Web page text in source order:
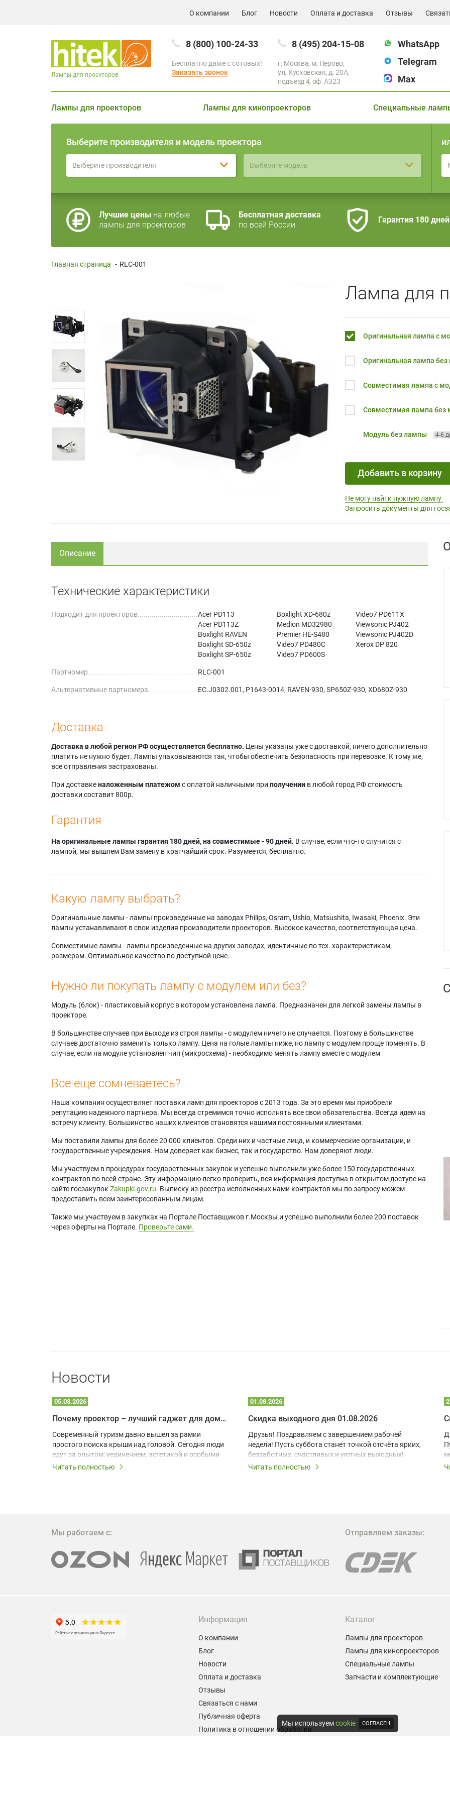
О компании Блог Новости Оплата и доставка Отзывы
8 (800) 100-24-33
Бесплатно даже с сотовых!
Заказать звонок
8 (495) 204-15-08
г. Москва, м. Перово,
ул. Кусковская, д. 20А,
подъезд 4, оф. A323
WhatsApp
Telegram
Max
Лампы для проекторов
Лампы для проекторов Лампы для кинопроекторов Специальные
Выберите производителя и модель проектора
Выберите производителя Выберите модель
Лучшие цены на любые
лампы для проекторов
Бесплатная доставка
по всей России
Гарантия 180 дней
Главная страница - RLC-001
Лампа для
Оригинальная лампа с
Оригинальная лампа без
Совместимая лампа с
Совместимая лампа без
Модуль без лампы 4-6
Добавить в корзину
Не могу найти нужную лампу
Запросить документы для
Описание
Технические характеристики
Подходит для проекторов
Acer PD113
Acer PD113Z
Boxlight RAVEN
Boxlight SD-650z
Boxlight SP-650z
Boxlight XD-680z
Medion MD32980
Premier HE-S480
Video7 PD480C
Video7 PD600S
Video7 PD611X
Viewsonic PJ402
Viewsonic PJ402D
Xerox DP 820
Партномер RLC-001
Альтернативные партномера EC.J0302.001, P1643-0014, RAVEN-930, SP650Z-930, XD680Z-930
Доставка
Доставка в любой регион РФ осуществляется бесплатно. Цены указаны уже с доставкой, ничего дополнительно
платить не нужно будет. Лампы упаковываются так, чтобы обеспечить безопасность при перевозке. К тому же,
все отправления застрахованы.
При доставкеналоженным платежом с оплатой наличными при получении в любой город РФ стоимость
доставки составит 800р.
Гарантия
На оригинальные лампы гарантия 180 дней, на совместимые - 90 дней. В случае, если что-то случится с
лампой, мы вышлем Вам замену в кратчайший срок. Разумеется, бесплатно.
Какую лампу выбрать?
Оригинальные лампы - лампы произведенные на заводах Philips, Osram, Ushio, Matsushita, Iwasaki, Phoenix. Эти
лампы устанавливают в свои изделия производители проекторов. Высокое качество, соответствующая цена.
Совместимые лампы - лампы произведенные на других заводах, идентичные по тех. характеристикам,
размерам. Оптимальное качество по доступной цене.
Нужно ли покупать лампу с модулем или без?
Модуль (блок) - пластиковый корпус в котором установлена лампа. Предназначен для легкой замены лампы в
проекторе.
В большинстве случаев при выходе из строя лампы - с модулем ничего не случается. Поэтому в большинстве
случаев достаточно заменить только лампу. Цена на голые лампы ниже, но лампу с модулем проще поменять. В
случае, если на модуле установлен чип (микросхема) - необходимо менять лампу вместе с модулем
Все еще сомневаетесь?
Наша компания осуществляет поставки ламп для проекторов с 2013 года. За это время мы приобрели
репутацию надежного партнера. Мы всегда стремимся точно исполнять все свои обязательства. Всегда идем на
встречу клиенту. Большинство наших клиентов становятся нашими постоянными клиентами.
Мы поставили лампы для более 20 000 клиентов. Среди них и частные лица, и коммерческие организации, и
государственные учреждения. Нам доверяет как бизнес, так и государство. Нам доверяют люди.
Мы участвуем в процедурах государственных закупок и успешно выполнили уже более 150 государственных
контрактов по всей стране. Эту информацию легко проверить, вся информация доступна в открытом доступе на
сайте госзакупок Zakupki.gov.ru. Выписку из реестра исполненных нами контрактов мы по запросу можем
предоставить всем заинтересованным лицам.
Также мы участвуем в закупках на Портале Поставщиков г.Москвы и успешно выполнили более 200 поставок
через оферты на Портале. Проверьте сами.
Новости
05.08.2026
Почему проектор – лучший гаджет для домика в глэмпинге
Современный туризм давно вышел за рамки
простого поиска крыши над головой. Сегодня люди
едут за опытом: уединением, эстетикой и особыми
ощущениями. Владельцы A-frame домов,
эффективных и бюджетных способов стать
проектора.
Читать полностью
01.08.2026
Скидка выходного дня 01.08.2026
Друзья! Поздравляем с завершением рабочей
недели! Пусть суббота станет точкой отсчёта ярких,
беззаботных, счастливых и уютных выходных!
Читать полностью
Мы работаем с: Отправляем заказы:
Информация
О компании
Блог
Новости
Оплата и доставка
Отзывы
Связаться с нами
Публичная оферта
Политика в отношении обработки
Каталог
Лампы для проекторов
Лампы для кинопроекторов
Специальные лампы
Запчасти и комплектующие
Мы используемcookie СОГЛАСЕН